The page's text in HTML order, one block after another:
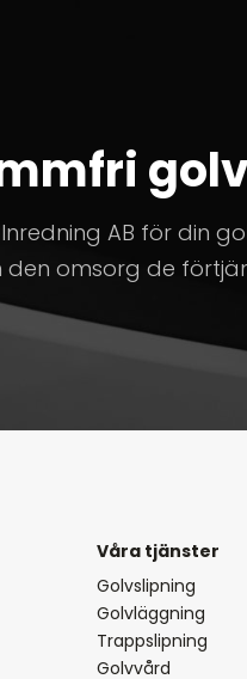
AB för din
omsorg de
Våra tjänster
Golvslipning
Golvläggning
Trappslipning
Golvvård